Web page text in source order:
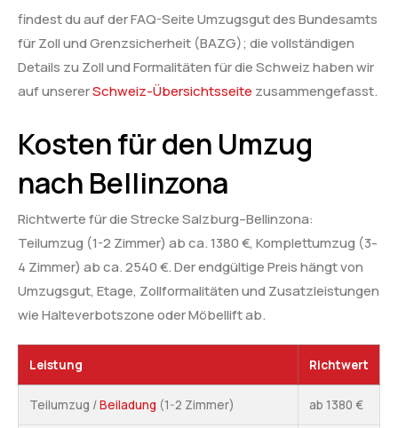
findest du auf der FAQ-Seite Umzugsgut des Bundesamts
für Zoll und Grenzsicherheit (BAZG); die vollständigen
Details zu Zoll und Formalitäten für die Schweiz haben wir
auf unsererSchweiz-Übersichtsseite zusammengefasst.
Kosten für den Umzug
nach Bellinzona
Richtwerte für die Strecke Salzburg–Bellinzona:
Teilumzug (1-2 Zimmer) ab ca. 1380 €, Komplettumzug (3-
4 Zimmer) ab ca. 2540 €. Der endgültige Preis hängt von
Umzugsgut, Etage, Zollformalitäten und Zusatzleistungen
wie Halteverbotszone oder Möbellift ab.
Leistung Richtwert
Teilumzug /Beiladung (1-2 Zimmer) ab 1380 €